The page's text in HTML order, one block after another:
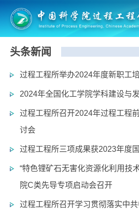
头条新闻
过程工程所举办2024年度新职工培
2024年全国化工学院学科建设与
过程工程所召开2024年过程工程
讨会
过程工程所三项成果获2023年度
“特色锂矿石无害化资源化利用技
院C类先导专项启动会召开
过程工程所召开学习贯彻落实中